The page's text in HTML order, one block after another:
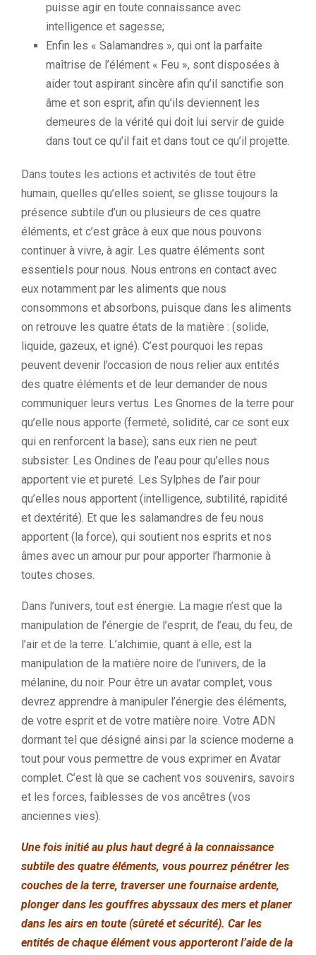
puisse agir en toute connaissance avec
intelligence et sagesse;
Enfin les « Salamandres », qui ont la parfaite
maîtrise de l’élément « Feu », sont disposées à
aider tout aspirant sincère afin qu’il sanctifie son
âme et son esprit, afin qu’ils deviennent les
demeures de la vérité qui doit lui servir de guide
dans tout ce qu’il fait et dans tout ce qu’il projette.
Dans toutes les actions et activités de tout être
humain, quelles qu’elles soient, se glisse toujours la
présence subtile d’un ou plusieurs de ces quatre
éléments, et c’est grâce à eux que nous pouvons
continuer à vivre, à agir. Les quatre éléments sont
essentiels pour nous. Nous entrons en contact avec
eux notamment par les aliments que nous
consommons et absorbons, puisque dans les aliments
on retrouve les quatre états de la matière : (solide,
liquide, gazeux, et igné). C’est pourquoi les repas
peuvent devenir l’occasion de nous relier aux entités
des quatre éléments et de leur demander de nous
communiquer leurs vertus. Les Gnomes de la terre pour
qu’elle nous apporte (fermeté, solidité, car ce sont eux
qui en renforcent la base); sans eux rien ne peut
subsister. Les Ondines de l’eau pour qu’elles nous
apportent vie et pureté. Les Sylphes de l’air pour
qu’elles nous apportent (intelligence, subtilité, rapidité
et dextérité). Et que les salamandres de feu nous
apportent (la force), qui soutient nos esprits et nos
âmes avec un amour pur pour apporter l’harmonie à
toutes choses.
Dans l’univers, tout est énergie. La magie n’est que la
manipulation de l’énergie de l’esprit, de l’eau, du feu, de
l’air et de la terre. L’alchimie, quant à elle, est la
manipulation de la matière noire de l’univers, de la
mélanine, du noir. Pour être un avatar complet, vous
devrez apprendre à manipuler l’énergie des éléments,
de votre esprit et de votre matière noire. Votre ADN
dormant tel que désigné ainsi par la science moderne a
tout pour vous permettre de vous exprimer en Avatar
complet. C’est là que se cachent vos souvenirs, savoirs
et les forces, faiblesses de vos ancêtres (vos
anciennes vies).
Une fois initié au plus haut degré à la connaissance
subtile des quatre éléments, vous pourrez pénétrer les
couches de la terre, traverser une fournaise ardente,
plonger dans les gouffres abyssaux des mers et planer
dans les airs en toute (sûreté et sécurité). Car les
entités de chaque élément vous apporteront l’aide de la